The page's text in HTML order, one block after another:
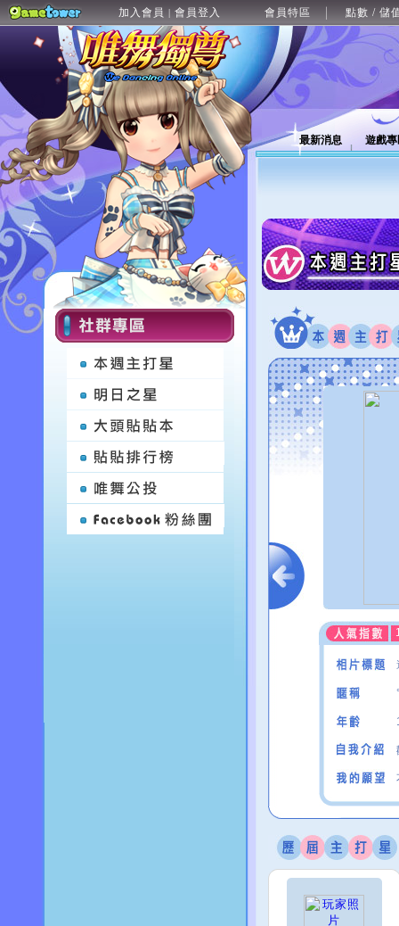
加入會員 | 會員登入 會員特區 點數 / 儲
最新消息 遊戲